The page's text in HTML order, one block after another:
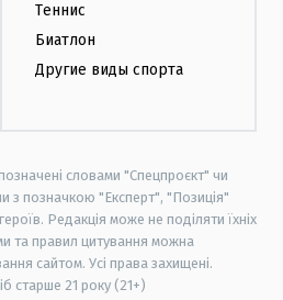
Теннис
Биатлон
Другие виды спорта
словами "Спецпроєкт" чи
з позначкою "Експерт", "Позиція"
Редакція може не поділяти їхніх
та правил цитування можна
сайтом. Усі права захищені.
старше 21 року (21+)